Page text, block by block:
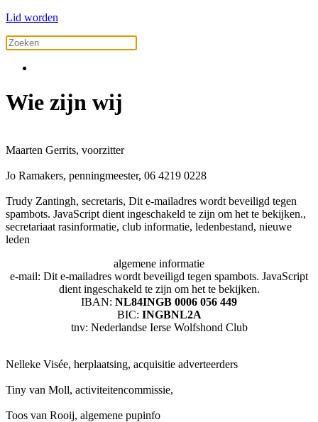
Lid worden
Wie zijn wij
Maarten Gerrits, voorzitter
Jo Ramakers, penningmeester, 06 4219 0228
Trudy Zantingh, secretaris, Dit e-mailadres wordt beveiligd tegen
spambots. JavaScript dient ingeschakeld te zijn om het te bekijken.,
secretariaat rasinformatie, club informatie, ledenbestand, nieuwe
leden
algemene informatie
e-mail: Dit e-mailadres wordt beveiligd tegen spambots. JavaScript
dient ingeschakeld te zijn om het te bekijken.
IBAN: NL84INGB 0006 056 449
BIC: INGBNL2A
tnv: Nederlandse Ierse Wolfshond Club
Nelleke Visée, herplaatsing, acquisitie adverteerders
Tiny van Moll, activiteitencommissie,
Toos van Rooij, algemene pupinfo